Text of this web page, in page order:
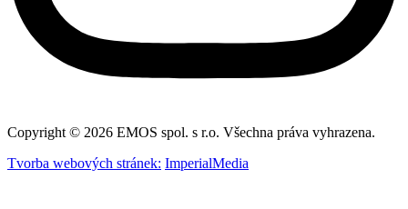
Copyright © 2026 EMOS spol. s r.o. Všechna práva vyhrazena.
Tvorba webových stránek: ImperialMedia